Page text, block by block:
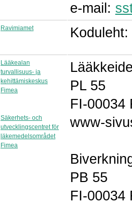
e-mail:
Ravimiamet Koduleht:
Lääkealan
turvallisuus- ja
kehittämiskeskus
Fimea
Säkerhets- och
utvecklingscentret för
läkemedelsområdet
Fimea
PL 55
FI-00034
www-
PB 55
FI-00034